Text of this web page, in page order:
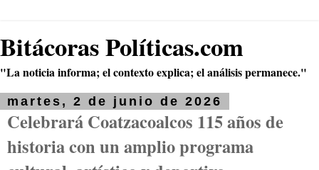
Bitácoras Políticas.com
"La noticia informa; el contexto explica; el análisis permanece."
martes, 2 de junio de 2026
Celebrará Coatzacoalcos 115 años de
historia con un amplio programa